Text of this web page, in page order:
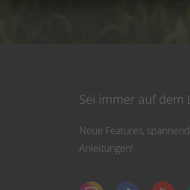
Sei immer auf dem
Neue Features,
Anleitungen!